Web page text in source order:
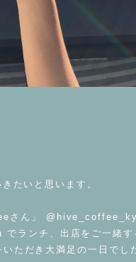
たいと思います。
さん」
ランチ、出店をご一緒す
だき大満足の一日でし